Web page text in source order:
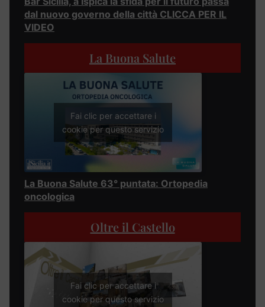
dal nuovo governo della città CLICCA PER IL
VIDEO
La Buona Salute
Fai clic per accettare i
cookie per questo servizio
La Buona Salute 63° puntata: Ortopedia
oncologica
Oltre il Castello
Fai clic per accettare i
cookie per questo servizio